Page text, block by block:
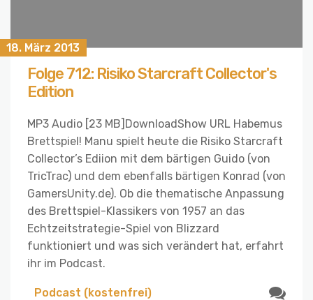
18. März 2013
Folge 712: Risiko Starcraft Collector's
Edition
MP3 Audio [23 MB]DownloadShow URL Habemus
Brettspiel! Manu spielt heute die Risiko Starcraft
Collector’s Ediion mit dem bärtigen Guido (von
TricTrac) und dem ebenfalls bärtigen Konrad (von
GamersUnity.de). Ob die thematische Anpassung
des Brettspiel-Klassikers von 1957 an das
Echtzeitstrategie-Spiel von Blizzard
funktioniert und was sich verändert hat, erfahrt
ihr im Podcast.
Podcast (kostenfrei)